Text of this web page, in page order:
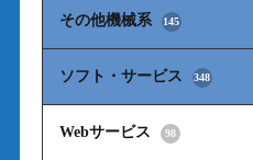
その他機械系 145
ソフト・サービス 348
Webサービス 98